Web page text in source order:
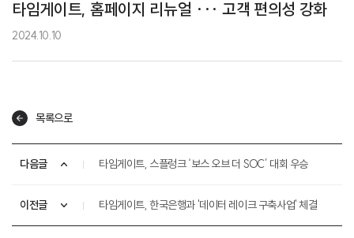
타임게이트, 홈페이지 리뉴얼 ··· 고객 편의성 강화
2024.10.10
목록으로
다음글 타임게이트, 스플렁크 ‘보스 오브 더 SOC’ 대회 우승
이전글 타임게이트, 한국은행과 '데이터 레이크 구축사업' 체결